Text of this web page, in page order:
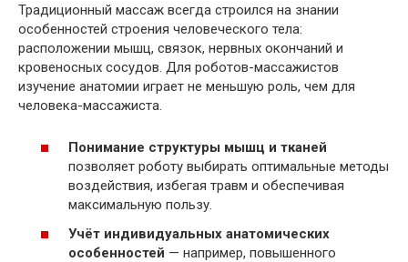
Традиционный массаж всегда строился на знании
особенностей строения человеческого тела:
расположении мышц, связок, нервных окончаний и
кровеносных сосудов. Для роботов-массажистов
изучение анатомии играет не меньшую роль, чем для
человека-массажиста.
Понимание структуры мышц и тканей
позволяет роботу выбирать оптимальные методы
воздействия, избегая травм и обеспечивая
максимальную пользу.
Учёт индивидуальных анатомических
особенностей — например, повышенного